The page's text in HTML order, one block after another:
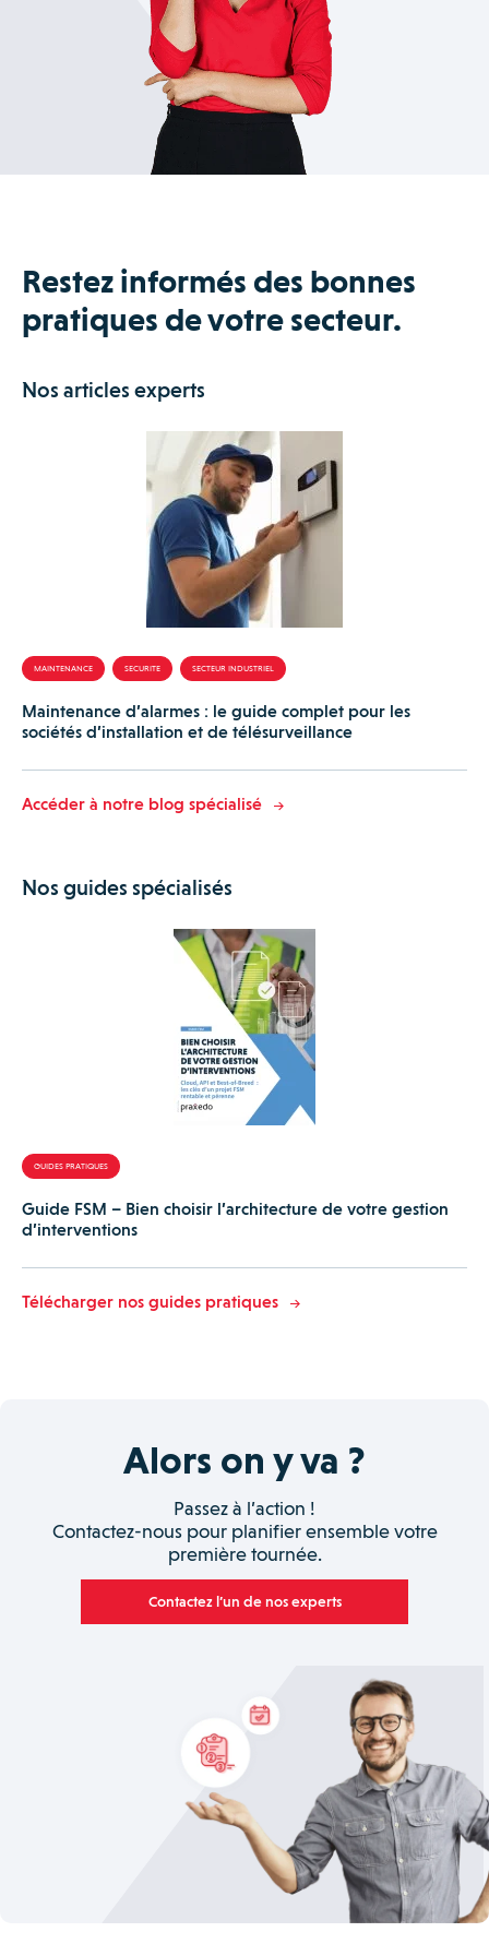
Photos d’installations précédentes.
Modes opératoires ou fiches de sécurité.
Le technicien peut consulter tous ces documents sur son
mobile ou sa tablette, même en mode hors-ligne. Fini les
classeurs papier dans le camion.
Restez informés des bonnes
pratiques de votre secteur.
Nos articles experts
MAINTENANCE SECURITE SECTEUR INDUSTRIEL
Maintenance d’alarmes : le guide complet pour les
sociétés d’installation et de télésurveillance
Accéder à notre blog spécialisé
Nos guides spécialisés
GUIDES PRATIQUES
Guide FSM – Bien choisir l’architecture de votre gestion
d’interventions
Télécharger nos guides pratiques
Alors on y va ?
Passez à l’action !
Contactez-nous pour planifier ensemble votre
première tournée.
Contactez l’un de nos experts